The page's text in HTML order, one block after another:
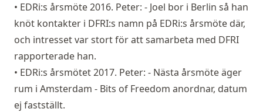
• EDRi:s årsmöte 2016. Peter: - Joel bor i Berlin så han
knöt kontakter i DFRI:s namn på EDRi:s årsmöte där,
och intresset var stort för att samarbeta med DFRI
rapporterade han.
• EDRi:s årsmötet 2017. Peter: - Nästa årsmöte äger
rum i Amsterdam - Bits of Freedom anordnar, datum
ej fastställt.